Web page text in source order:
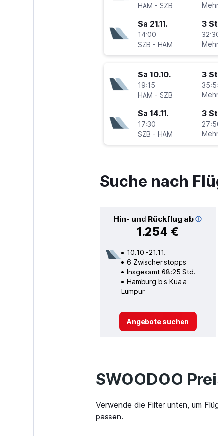
HAM - SZB
Sa 21.11.
14:00
SZB - HAM
3
Sa 10.10.
19:15
HAM - SZB
3
Sa 14.11.
17:30
SZB - HAM
3
Suche nach
Hin- und Rückflug ab
1.254 €
10.10.-21.11.
6 Zwischenstopps
Insgesamt 68:25 Std.
Hamburg bis Kuala
Lumpur
Angebote suchen
SWOODOO
Verwende die Filter unten, um
passen.